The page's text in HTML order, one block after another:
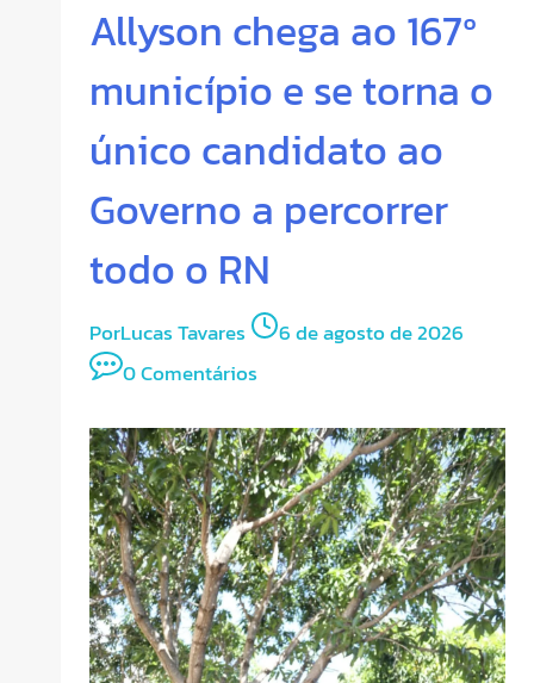
Allyson chega ao 167º
município e se torna o
único candidato ao
Governo a percorrer
todo o RN
PorLucas Tavares
6 de agosto de 2026
0 Comentários